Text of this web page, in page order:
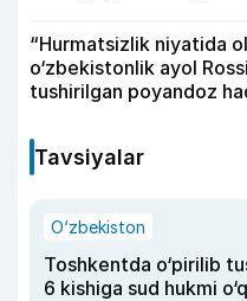
“Hurmatsizlik niyatida
o‘zbekistonlik ayol
tushirilgan poyandoz
Tavsiyalar
O‘zbekiston
Toshkentda o‘pirilib
6 kishiga sud hukmi